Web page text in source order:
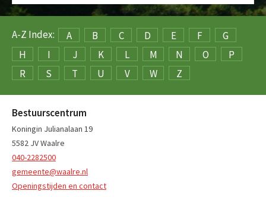
A-Z Index: A B C D E F
G
H
I J K L M N O
P
R
S T U V W Z
Bestuurscentrum
Koningin Julianalaan 19
5582 JV Waalre
040-2282500
gemeente@waalre.nl
Openingstijden en contact